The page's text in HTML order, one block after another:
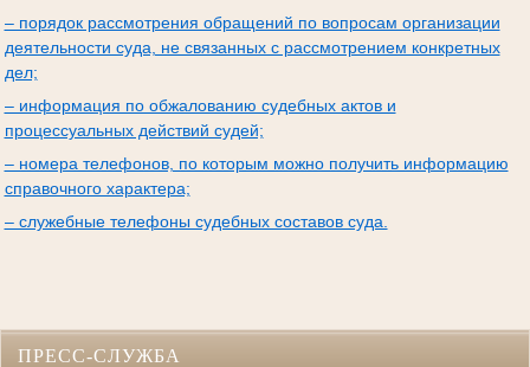
– порядок рассмотрения обращений по вопросам организации
деятельности суда, не связанных с рассмотрением конкретных
дел;
– информация по обжалованию судебных актов и
процессуальных действий судей;
– номера телефонов, по которым можно получить информацию
справочного характера;
– служебные телефоны судебных составов суда.
ПРЕСС-СЛУЖБА